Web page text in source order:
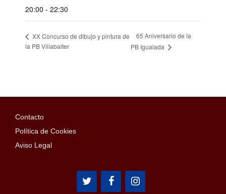
20:00 - 22:30
XX Concurso de dibujo y pintura de
la PB Villabalter
65 Aniversario de la
PB Igualada
Contacto
Política de Cookies
Aviso Legal